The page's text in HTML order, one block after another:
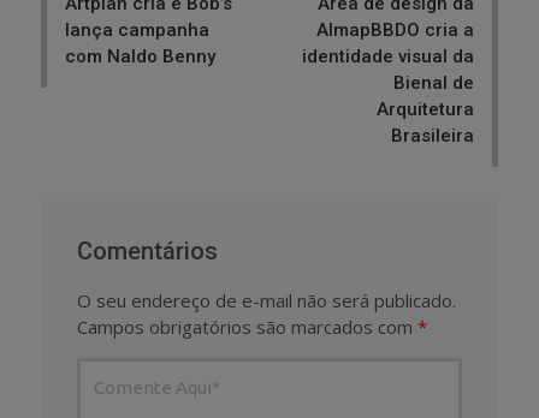
lança campanha
com Naldo Benny
AlmapBBDO cria a
identidade visual da
Bienal de
Arquitetura
Brasileira
Comentários
O seu endereço de e-mail não será publicado.
Campos obrigatórios são marcados com *